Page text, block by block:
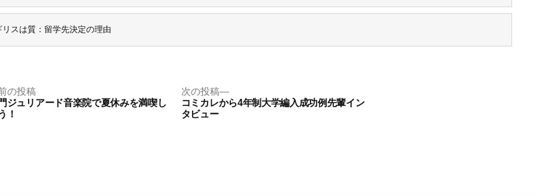
スは質：留学先決定の理由
の投稿前
の
ジュリアード音楽院で夏休みを満喫し
！
次の投稿
次
の
コミカレから4年制大学編入成功例先輩イン
タビュー